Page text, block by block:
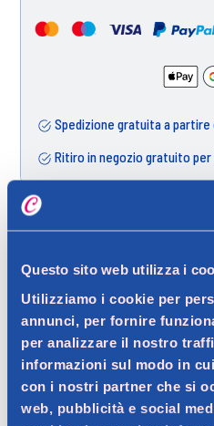
Questo sito web utilizza i
Utilizziamo i cookie per
annunci, per fornire
per analizzare il nostro
informazioni sul modo in
con i nostri partner che si
web, pubblicità e social
Spedizione gratuita a partire
Ritiro in negozio gratuito
Descrizione
Tagliaunghie in acciaio
di affilatura e qualita di
Dettagli